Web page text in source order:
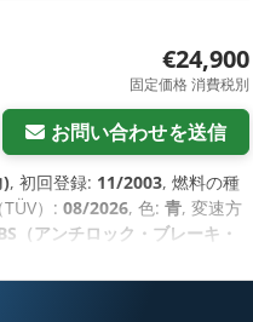
€24,900
固定価格 消費税別
お問い合わせを送信
), 初回登録: 11/2003, 燃料の種
）: 08/2026, 色: 青, 変速方
（アンチロック・ブレーキ・